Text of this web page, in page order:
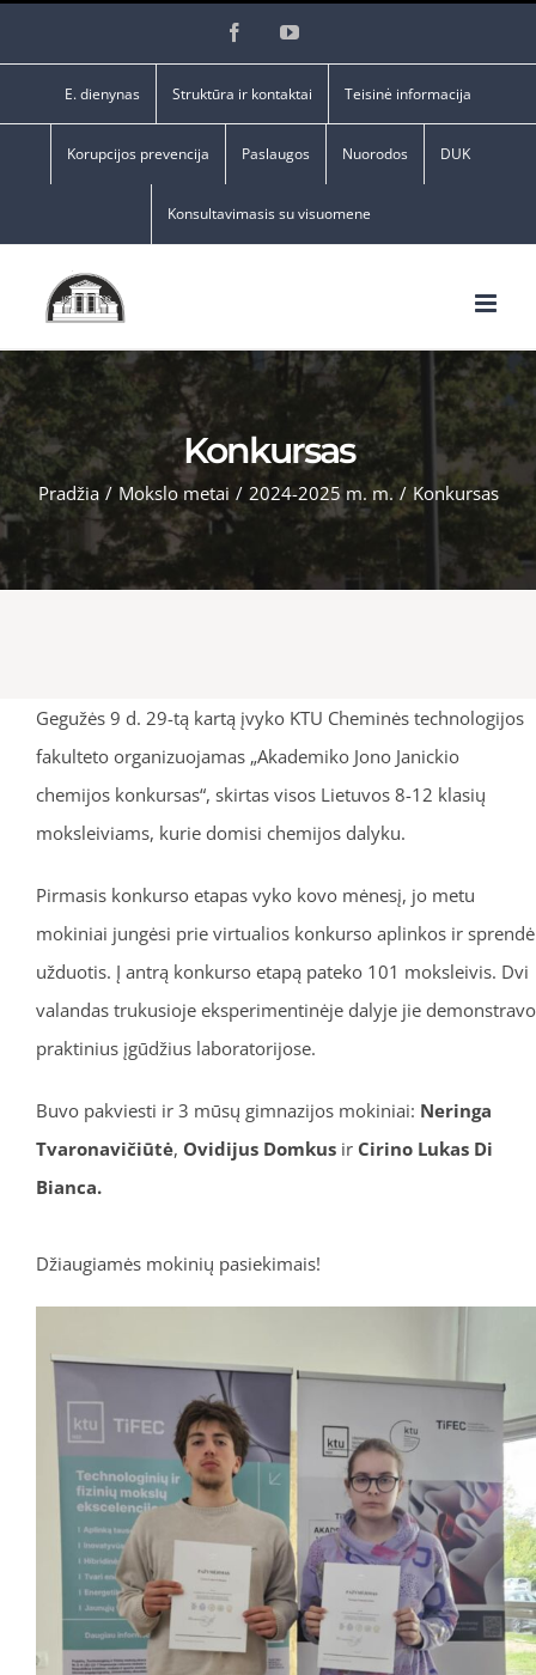
FacebookYouTube
E. dienynas Struktūra ir kontaktai Teisinė informacija
Korupcijos prevencija Paslaugos Nuorodos DUK
Konsultavimasis su visuomene
Konkursas
Pradžia / Mokslo metai / 2024-2025 m. m. / Konkursas
Gegužės 9 d. 29-tą kartą įvyko KTU Cheminės technologijos
fakulteto organizuojamas „Akademiko Jono Janickio
chemijos konkursas“, skirtas visos Lietuvos 8-12 klasių
moksleiviams, kurie domisi chemijos dalyku.
Pirmasis konkurso etapas vyko kovo mėnesį, jo metu
mokiniai jungėsi prie virtualios konkurso aplinkos ir sprendė
užduotis. Į antrą konkurso etapą pateko 101 moksleivis. Dvi
valandas trukusioje eksperimentinėje dalyje jie demonstravo
praktinius įgūdžius laboratorijose.
Buvo pakviesti ir 3 mūsų gimnazijos mokiniai: Neringa
Tvaronavičiūtė, Ovidijus Domkusir Cirino Lukas Di
Bianca.
Džiaugiamės mokinių pasiekimais!